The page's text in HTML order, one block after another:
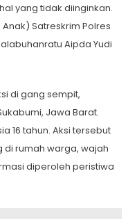
yang tidak diinginkan.
Satreskrim Polres
Aipda Yudi
di gang sempit,
Jawa Barat.
16 tahun. Aksi tersebut
di rumah warga, wajah
diperoleh peristiwa